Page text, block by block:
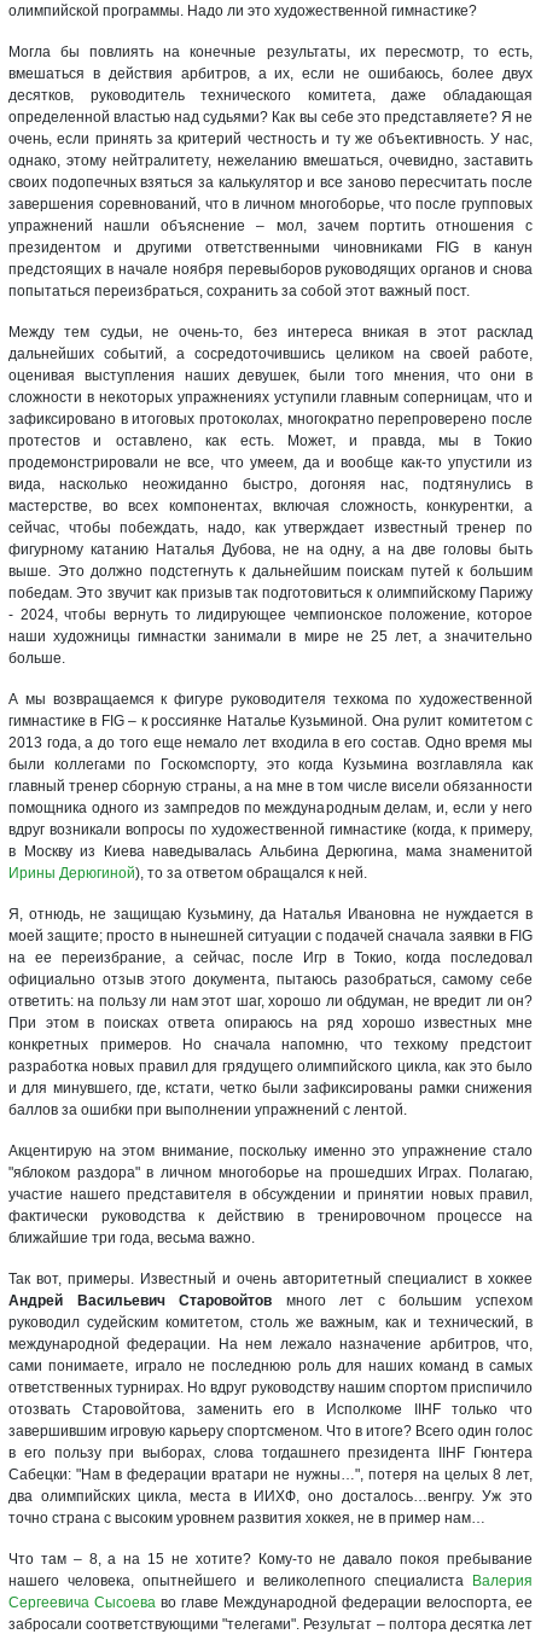
олимпийской программы. Надо ли это художественной гимнастике?
Могла бы повлиять на конечные результаты, их пересмотр, то есть,
вмешаться в действия арбитров, а их, если не ошибаюсь, более двух
десятков, руководитель технического комитета, даже обладающая
определенной властью над судьями? Как вы себе это представляете? Я не
очень, если принять за критерий честность и ту же объективность. У нас,
однако, этому нейтралитету, нежеланию вмешаться, очевидно, заставить
своих подопечных взяться за калькулятор и все заново пересчитать после
завершения соревнований, что в личном многоборье, что после групповых
упражнений нашли объяснение – мол, зачем портить отношения с
президентом и другими ответственными чиновниками FIG в канун
предстоящих в начале ноября перевыборов руководящих органов и снова
попытаться переизбраться, сохранить за собой этот важный пост.
Между тем судьи, не очень-то, без интереса вникая в этот расклад
дальнейших событий, а сосредоточившись целиком на своей работе,
оценивая выступления наших девушек, были того мнения, что они в
сложности в некоторых упражнениях уступили главным соперницам, что и
зафиксировано в итоговых протоколах, многократно перепроверено после
протестов и оставлено, как есть. Может, и правда, мы в Токио
продемонстрировали не все, что умеем, да и вообще как-то упустили из
вида, насколько неожиданно быстро, догоняя нас, подтянулись в
мастерстве, во всех компонентах, включая сложность, конкурентки, а
сейчас, чтобы побеждать, надо, как утверждает известный тренер по
фигурному катанию Наталья Дубова, не на одну, а на две головы быть
выше. Это должно подстегнуть к дальнейшим поискам путей к большим
победам. Это звучит как призыв так подготовиться к олимпийскому Парижу
- 2024, чтобы вернуть то лидирующее чемпионское положение, которое
наши художницы гимнастки занимали в мире не 25 лет, а значительно
больше.
А мы возвращаемся к фигуре руководителя техкома по художественной
гимнастике в FIG – к россиянке Наталье Кузьминой. Она рулит комитетом с
2013 года, а до того еще немало лет входила в его состав. Одно время мы
были коллегами по Госкомспорту, это когда Кузьмина возглавляла как
главный тренер сборную страны, а на мне в том числе висели обязанности
помощника одного из зампредов по международным делам, и, если у него
вдруг возникали вопросы по художественной гимнастике (когда, к примеру,
в Москву из Киева наведывалась Альбина Дерюгина, мама знаменитой
Ирины Дерюгиной), то за ответом обращался к ней.
Я, отнюдь, не защищаю Кузьмину, да Наталья Ивановна не нуждается в
моей защите; просто в нынешней ситуации с подачей сначала заявки в FIG
на ее переизбрание, а сейчас, после Игр в Токио, когда последовал
официально отзыв этого документа, пытаюсь разобраться, самому себе
ответить: на пользу ли нам этот шаг, хорошо ли обдуман, не вредит ли он?
При этом в поисках ответа опираюсь на ряд хорошо известных мне
конкретных примеров. Но сначала напомню, что техкому предстоит
разработка новых правил для грядущего олимпийского цикла, как это было
и для минувшего, где, кстати, четко были зафиксированы рамки снижения
баллов за ошибки при выполнении упражнений с лентой.
Акцентирую на этом внимание, поскольку именно это упражнение стало
"яблоком раздора" в личном многоборье на прошедших Играх. Полагаю,
участие нашего представителя в обсуждении и принятии новых правил,
фактически руководства к действию в тренировочном процессе на
ближайшие три года, весьма важно.
Так вот, примеры. Известный и очень авторитетный специалист в хоккее
Андрей Васильевич Старовойтов много лет с большим успехом
руководил судейским комитетом, столь же важным, как и технический, в
международной федерации. На нем лежало назначение арбитров, что,
сами понимаете, играло не последнюю роль для наших команд в самых
ответственных турнирах. Но вдруг руководству нашим спортом приспичило
отозвать Старовойтова, заменить его в Исполкоме IIHF только что
завершившим игровую карьеру спортсменом. Что в итоге? Всего один голос
в его пользу при выборах, слова тогдашнего президента IIHF Гюнтера
Сабецки: "Нам в федерации вратари не нужны…", потеря на целых 8 лет,
два олимпийских цикла, места в ИИХФ, оно досталось…венгру. Уж это
точно страна с высоким уровнем развития хоккея, не в пример нам…
Что там – 8, а на 15 не хотите? Кому-то не давало покоя пребывание
нашего человека, опытнейшего и великолепного специалиста
Валерия
Сергеевича Сысоева во главе Международной федерации велоспорта, ее
забросали соответствующими "телегами". Результат – полтора десятка лет